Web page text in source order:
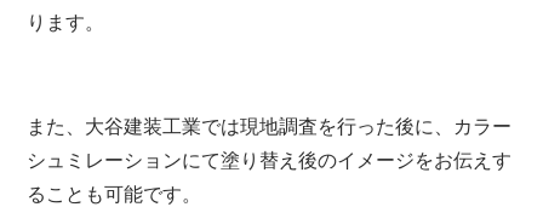
ります。
また、大谷建装工業では現地調査を行った後に、カラー
シュミレーションにて塗り替え後のイメージをお伝えす
ることも可能です。